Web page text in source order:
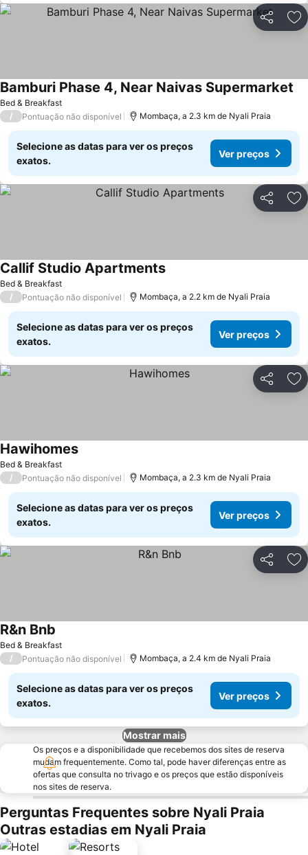
Partilhar
Bed & Breakfast
Bamburi Phase 4, Near Naivas Supermarket
/ Pontuação não disponível Mombaça, a 2.3 km de Nyali Praia
Selecione as datas para ver os preços
exatos.
Ver preços
Partilhar
Bed & Breakfast
Callif Studio Apartments
/ Pontuação não disponível Mombaça, a 2.2 km de Nyali Praia
Selecione as datas para ver os preços
exatos.
Ver preços
Partilhar
Bed & Breakfast
Hawihomes
/ Pontuação não disponível Mombaça, a 2.3 km de Nyali Praia
Selecione as datas para ver os preços
exatos.
Ver preços
Partilhar
Bed & Breakfast
R&n Bnb
/ Pontuação não disponível Mombaça, a 2.4 km de Nyali Praia
Selecione as datas para ver os preços
exatos.
Ver preços
Mostrar mais
Os preços e a disponibilidade que recebemos dos sites de reserva
mudam frequentemente. Como tal, pode haver diferenças entre as
ofertas que consulta no trivago e os preços que estão disponíveis
nos sites de reserva.
Perguntas Frequentes sobre Nyali Praia
Outras estadias em Nyali Praia